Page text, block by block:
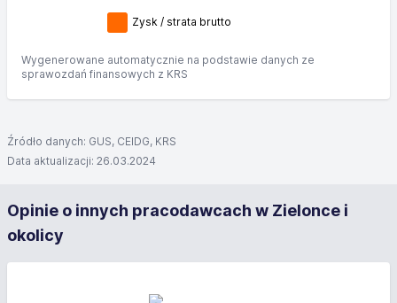
Zysk / strata brutto
Wygenerowane automatycznie na podstawie danych ze
sprawozdań finansowych z KRS
Źródło danych: GUS, CEIDG, KRS
Data aktualizacji: 26.03.2024
Opinie o innych pracodawcach w Zielonce i
okolicy